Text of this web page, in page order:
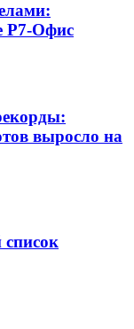
Р7-Офис
выросло на